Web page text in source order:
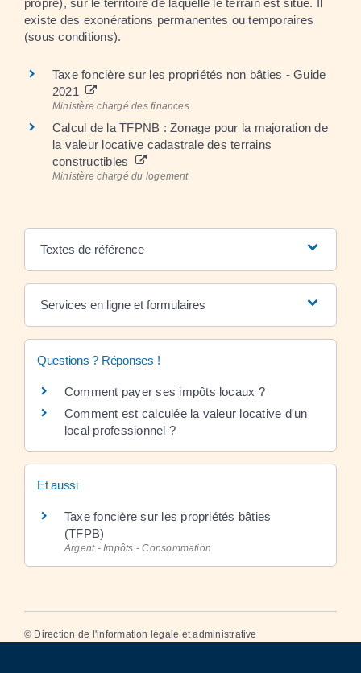
existe des exonérations permanentes ou temporaires
(sous conditions).
Taxe foncière sur les propriétés non bâties - Guide
2021
Ministère chargé des finances
Calcul de la TFPNB : Zonage pour la majoration de
la valeur locative cadastrale des terrains
constructibles
Ministère chargé du logement
Textes de référence
Services en ligne et formulaires
Questions ? Réponses !
Comment payer ses impôts locaux ?
Comment est calculée la valeur locative d'un
local professionnel ?
Et aussi
Taxe foncière sur les propriétés bâties
(TFPB)
Argent - Impôts - Consommation
© Direction de l'information légale et administrative